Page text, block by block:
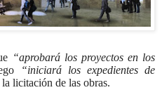
“aprobará los proyectos en los
“iniciará los expedientes de
licitación de las obras.